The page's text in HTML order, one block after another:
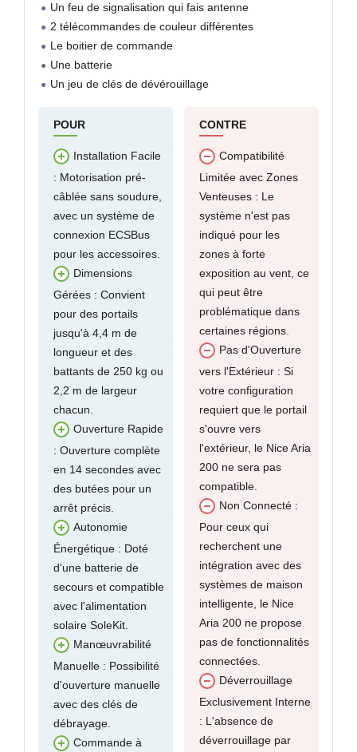
Un feu de signalisation qui fais antenne
2 télécommandes de couleur différentes
Le boitier de commande
Une batterie
Un jeu de clés de dévérouillage
POUR
Installation Facile
: Motorisation pré-
câblée sans soudure,
avec un système de
connexion ECSBus
pour les accessoires.
Dimensions
Gérées : Convient
pour des portails
jusqu'à 4,4 m de
longueur et des
battants de 250 kg ou
2,2 m de largeur
chacun.
Ouverture Rapide
: Ouverture complète
en 14 secondes avec
des butées pour un
arrêt précis.
Autonomie
Énergétique : Doté
d'une batterie de
secours et compatible
avec l'alimentation
solaire SoleKit.
Manœuvrabilité
Manuelle : Possibilité
d'ouverture manuelle
avec des clés de
débrayage.
Commande à
CONTRE
Compatibilité
Limitée avec Zones
Venteuses : Le
système n'est pas
indiqué pour les
zones à forte
exposition au vent, ce
qui peut être
problématique dans
certaines régions.
Pas d'Ouverture
vers l'Extérieur : Si
votre configuration
requiert que le portail
s'ouvre vers
l'extérieur, le Nice Aria
200 ne sera pas
compatible.
Non Connecté :
Pour ceux qui
recherchent une
intégration avec des
systèmes de maison
intelligente, le Nice
Aria 200 ne propose
pas de fonctionnalités
connectées.
Déverrouillage
Exclusivement Interne
: L'absence de
déverrouillage par